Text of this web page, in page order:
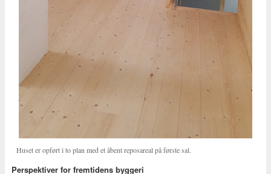
Huset er opført i to plan med et åbent reposareal på første sal.
Perspektiver for fremtidens byggeri